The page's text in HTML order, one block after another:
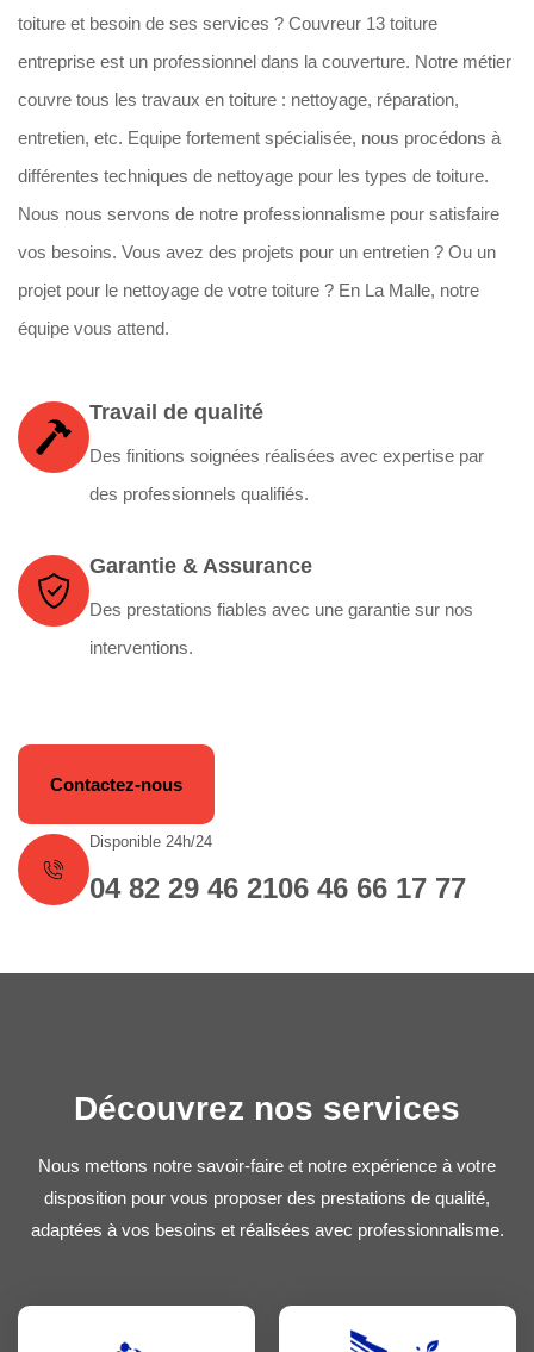
toiture et besoin de ses services ? Couvreur 13 toiture
entreprise est un professionnel dans la couverture. Notre métier
couvre tous les travaux en toiture : nettoyage, réparation,
entretien, etc. Equipe fortement spécialisée, nous procédons à
différentes techniques de nettoyage pour les types de toiture.
Nous nous servons de notre professionnalisme pour satisfaire
vos besoins. Vous avez des projets pour un entretien ? Ou un
projet pour le nettoyage de votre toiture ? En La Malle, notre
équipe vous attend.
Travail de qualité
Des finitions soignées réalisées avec expertise par
des professionnels qualifiés.
Garantie & Assurance
Des prestations fiables avec une garantie sur nos
interventions.
Contactez-nous
Disponible 24h/24
04 82 29 46 2106 46 66 17 77
Découvrez nos services
Nous mettons notre savoir-faire et notre expérience à votre
disposition pour vous proposer des prestations de qualité,
adaptées à vos besoins et réalisées avec professionnalisme.